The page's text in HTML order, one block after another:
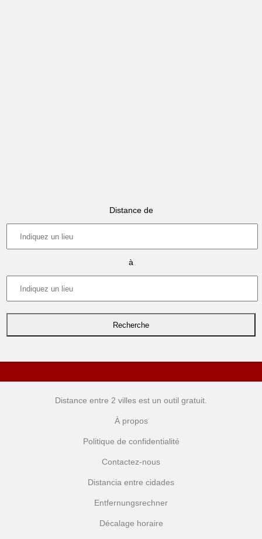
Distance de
à
Distance entre 2 villes est un outil gratuit.
À propos
Politique de confidentialité
Contactez-nous
Distancia entre cidades
Entfernungsrechner
Décalage horaire